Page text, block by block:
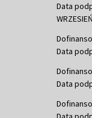
Data
Data
Data